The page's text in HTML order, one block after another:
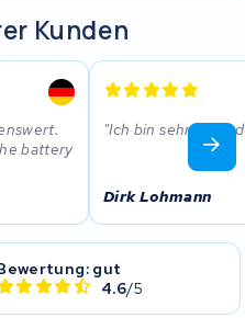
Kunden
battery
Ich bin sehr
Dirk Lohmann
gut
4.6/5